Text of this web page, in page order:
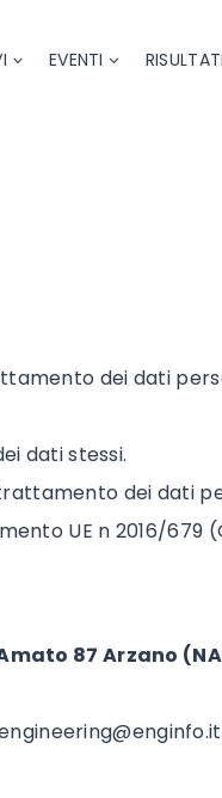
EVENTI
dei dati
dati stessi.
dei dati
UE n 2016/679
87 Arzano